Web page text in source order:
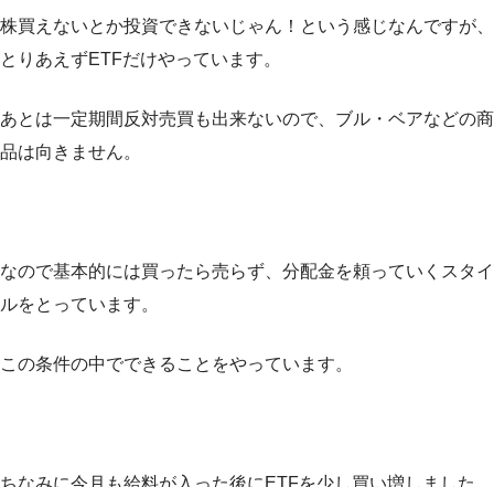
株買えないとか投資できないじゃん！という感じなんですが、
とりあえずETFだけやっています。
あとは一定期間反対売買も出来ないので、ブル・ベアなどの商
品は向きません。
なので基本的には買ったら売らず、分配金を頼っていくスタイ
ルをとっています。
この条件の中でできることをやっています。
ちなみに今月も給料が入った後にETFを少し買い増しました。